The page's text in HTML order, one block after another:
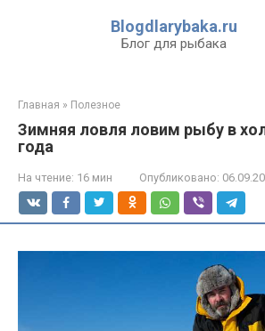
Blogdlarybaka.ru
Блог для рыбака
Главная » Полезное
Зимняя ловля ловим рыбу в
года
На чтение: 16 мин Опубликовано: